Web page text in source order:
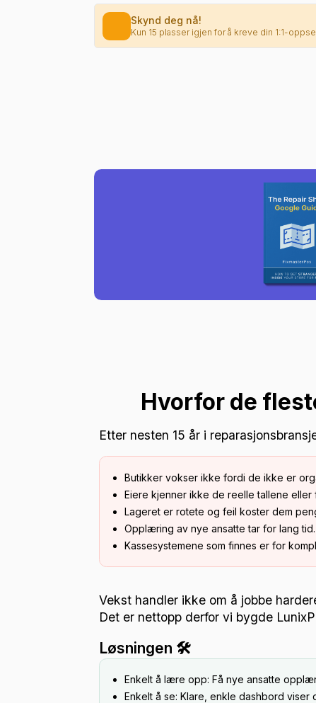
Skynd deg nå!
Kun 15 plasser igjen for å kreve din 1:1-
Hvorfor de
Etter nesten 15 år i
Butikker vokser ikke fordi de ikke er
Eiere kjenner ikke de reelle tallene eller
Lageret er rotete og feil koster dem
Opplæring av nye ansatte tar for lang tid.
Kassesystemene som finnes er for
Vekst handler ikke om å jobbe
Det er nettopp derfor vi bygde
Løsningen 🛠️
Enkelt å lære opp: Få nye ansatte
Enkelt å se: Klare, enkle dashbord